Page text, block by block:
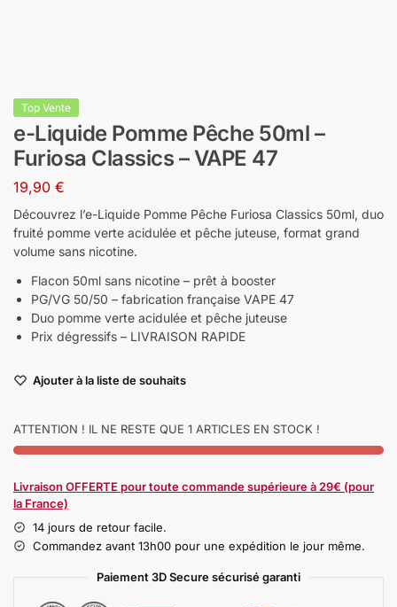
Top Vente
e-Liquide Pomme Pêche 50ml –
Furiosa Classics – VAPE 47
19,90 €
Découvrez l’e-Liquide Pomme Pêche Furiosa Classics 50ml, duo
fruité pomme verte acidulée et pêche juteuse, format grand
volume sans nicotine.
Flacon 50ml sans nicotine – prêt à booster
PG/VG 50/50 – fabrication française VAPE 47
Duo pomme verte acidulée et pêche juteuse
Prix dégressifs – LIVRAISON RAPIDE
Ajouter à la liste de souhaits
ATTENTION ! IL NE RESTE QUE 1 ARTICLES EN STOCK !
Livraison OFFERTE pour toute commande supérieure à 29€ (pour
la France)
14 jours de retour facile.
Commandez avant 13h00 pour une expédition le jour même.
Paiement 3D Secure sécurisé garanti